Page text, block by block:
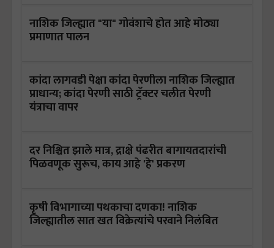
नाशिक जिल्ह्यात "या" गोवंशाचे होत आहे मोठ्या
प्रमाणात पालन
कांदा लागवडी पेक्षा कांदा पेरणीला नाशिक जिल्ह्यात
प्राधान्य; कांदा पेरणी साठी ट्रॅक्टर चलीत पेरणी
यंत्राचा वापर
दर निश्चित झाले मात्र, द्राक्षे पंढरीत बागायतदारांची
पिळवणूक सुरूच, काय आहे 'हे' प्रकरण
कृषी विभागाच्या पथकाचा दणका! नाशिक
जिल्ह्यातील सात खत विक्रेत्यांचे परवाने निलंबित